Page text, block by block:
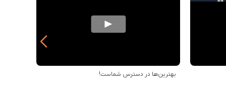
بهترین‌ها در دسترس شماست!